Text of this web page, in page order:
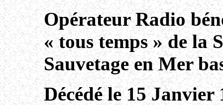
Opérateur Radio
« tous temps » de la
Sauvetage en Mer
Décédé le 15